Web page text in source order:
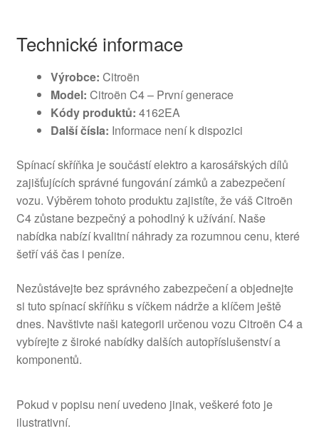
Technické informace
Výrobce: Citroën
Model: Citroën C4 – První generace
Kódy produktů: 4162EA
Další čísla: Informace není k dispozici
Spínací skříňka je součástí elektro a karosářských dílů
zajišťujících správné fungování zámků a zabezpečení
vozu. Výběrem tohoto produktu zajistíte, že váš Citroën
C4 zůstane bezpečný a pohodlný k užívání. Naše
nabídka nabízí kvalitní náhrady za rozumnou cenu, které
šetří váš čas i peníze.
Nezůstávejte bez správného zabezpečení a objednejte
si tuto spínací skříňku s víčkem nádrže a klíčem ještě
dnes. Navštivte naši kategorii určenou vozu Citroën C4 a
vybírejte z široké nabídky dalších autopříslušenství a
komponentů.
Pokud v popisu není uvedeno jinak, veškeré foto je
ilustrativní.